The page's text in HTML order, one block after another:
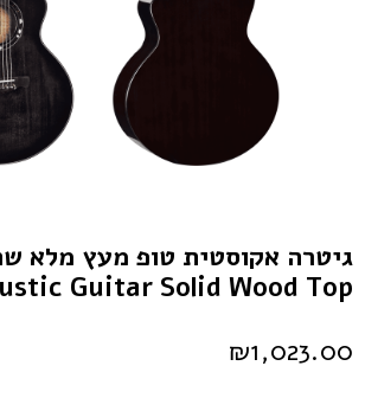
Guitar Solid Wood Top
₪1,023.00